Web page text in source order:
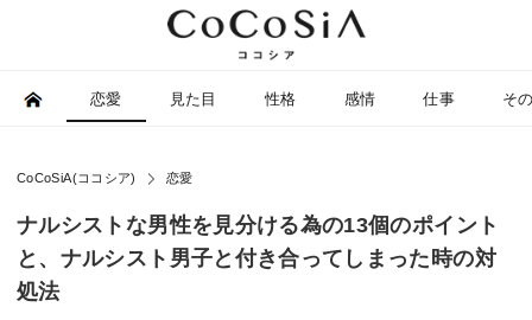
恋愛 見た目 性格 感情 仕事 そ
CoCoSiA(ココシア) 恋愛
ナルシストな男性を見分ける為の13個のポイント
と、ナルシスト男子と付き合ってしまった時の対
処法